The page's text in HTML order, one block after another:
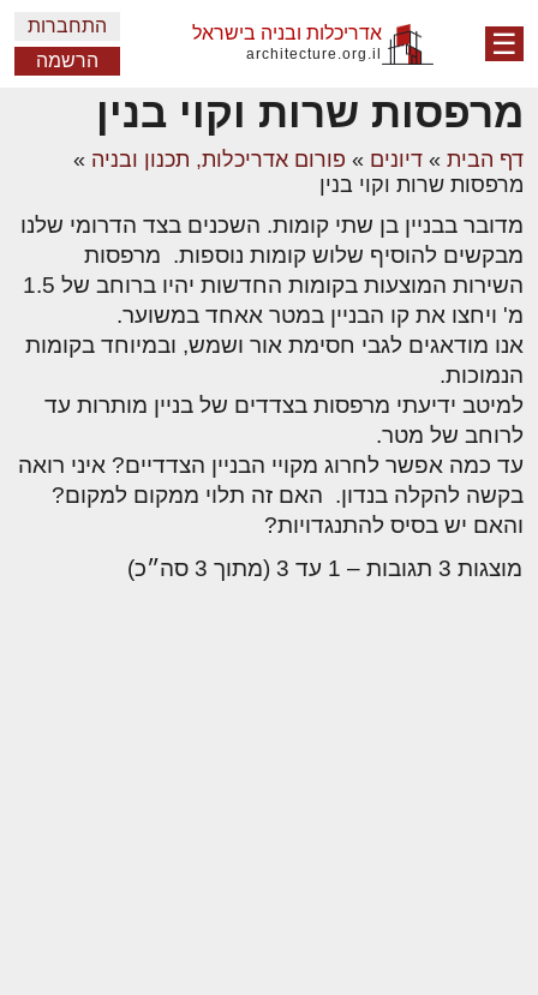
☰ אדריכלות ובניה בישראל
architecture.org.il
התחברות
הרשמה
מרפסות שרות וקוי בנין
דף הבית » דיונים » פורום אדריכלות, תכנון ובניה »
מרפסות שרות וקוי בנין
מדובר בבניין בן שתי קומות. השכנים בצד הדרומי שלנו
מבקשים להוסיף שלוש קומות נוספות. מרפסות
השירות המוצעות בקומות החדשות יהיו ברוחב של 1.5
מ' ויחצו את קו הבניין במטר אאחד במשוער.
אנו מודאגים לגבי חסימת אור ושמש, ובמיוחד בקומות
הנמוכות.
למיטב ידיעתי מרפסות בצדדים של בניין מותרות עד
לרוחב של מטר.
עד כמה אפשר לחרוג מקויי הבניין הצדדיים? איני רואה
בקשה להקלה בנדון. האם זה תלוי ממקום למקום?
והאם יש בסיס להתנגדויות?
מוצגות 3 תגובות – 1 עד 3 (מתוך 3 סה״כ)